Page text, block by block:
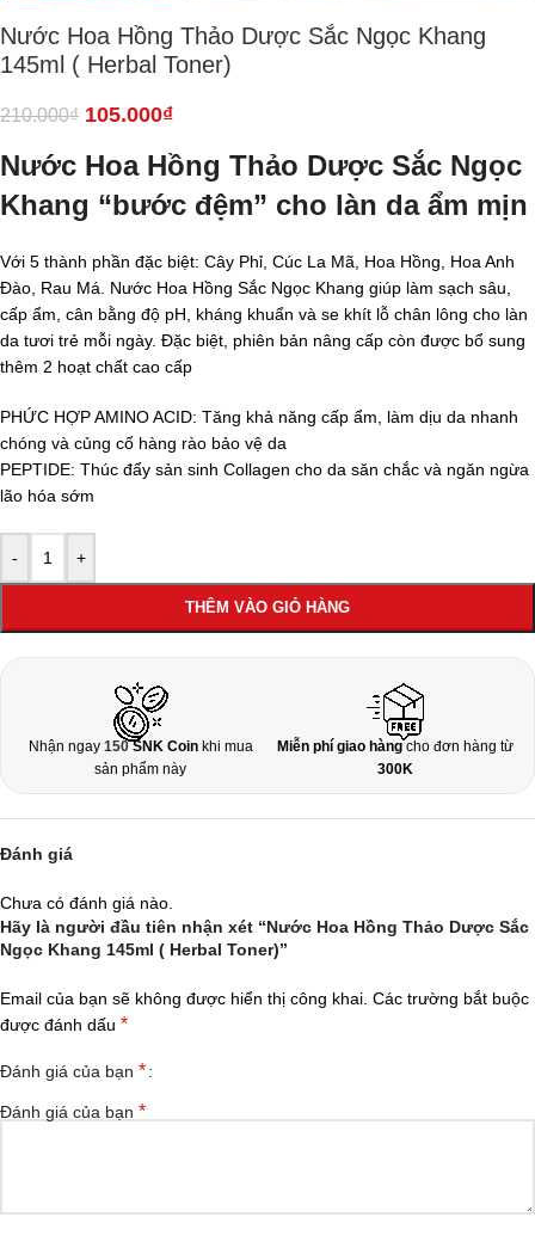
Nước Hoa Hồng Thảo Dược Sắc Ngọc Khang
145ml ( Herbal Toner)
210.000₫ 105.000₫
Nước Hoa Hồng Thảo Dược Sắc Ngọc
Khang “bước đệm” cho làn da ẩm mịn
Với 5 thành phần đặc biệt: Cây Phỉ, Cúc La Mã, Hoa Hồng, Hoa Anh
Đào, Rau Má. Nước Hoa Hồng Sắc Ngọc Khang giúp làm sạch sâu,
cấp ẩm, cân bằng độ pH, kháng khuẩn và se khít lỗ chân lông cho làn
da tươi trẻ mỗi ngày. Đặc biệt, phiên bản nâng cấp còn được bổ sung
thêm 2 hoạt chất cao cấp
PHỨC HỢP AMINO ACID: Tăng khả năng cấp ẩm, làm dịu da nhanh
chóng và củng cố hàng rào bảo vệ da
PEPTIDE: Thúc đẩy sản sinh Collagen cho da săn chắc và ngăn ngừa
lão hóa sớm
- +
THÊM VÀO GIỎ HÀNG
Nhận ngay 150SNK Coinkhi mua
sản phẩm này
Miễn phí giao hàngcho đơn hàng từ
300K
Đánh giá
Chưa có đánh giá nào.
Hãy là người đầu tiên nhận xét “Nước Hoa Hồng Thảo Dược Sắc
Ngọc Khang 145ml ( Herbal Toner)”
Email của bạn sẽ không được hiển thị công khai. Các trường bắt buộc
được đánh dấu *
Đánh giá của bạn *
Đánh giá của bạn *